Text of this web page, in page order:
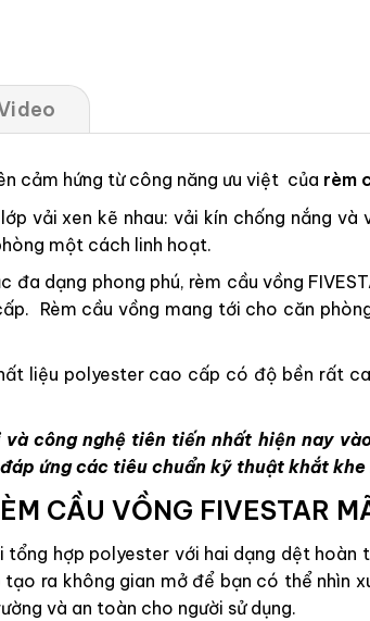
cảm hứng từ công năng ưu việt của rèm
vải xen kẽ nhau: vải kín chống nắng
một cách linh hoạt.
đa dạng phong phú, rèm cầu vồng
Rèm cầu vồng mang tới cho căn
liệu polyester cao cấp có độ bền rất
công nghệ tiên tiến nhất hiện nay
ứng các tiêu chuẩn kỹ thuật khắt khe
CẦU VỒNG FIVESTAR
tổng hợp polyester với hai dạng dệt
tạo ra không gian mở để bạn có thể
và an toàn cho người sử dụng.